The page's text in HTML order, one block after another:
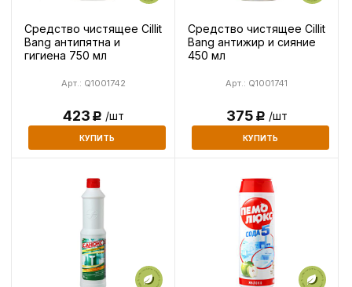
Средство чистящее Cillit
Bang антипятна и
гигиена 750 мл
Арт.: Q1001742
423Р /шт
КУПИТЬ
Средство чистящее Cillit
Bang антижир и сияние
450 мл
Арт.: Q1001741
375Р /шт
КУПИТЬ